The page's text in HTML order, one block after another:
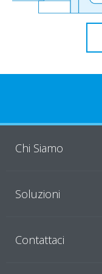
Chi Siamo
Soluzioni
Contattaci